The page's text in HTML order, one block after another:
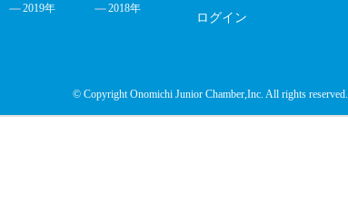
2019年
2018年
ログイン
© Copyright Onomichi Junior Chamber,Inc. All rights reserved.